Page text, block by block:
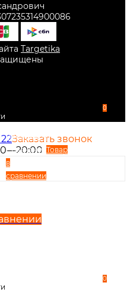
Targetika
Избранное
Сравнение Товар
в
сравнении
0
Заказать звонок
0